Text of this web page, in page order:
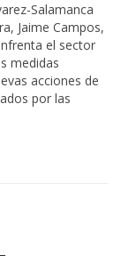
Salamanca
Jaime Campos,
el sector
medidas
acciones de
por las